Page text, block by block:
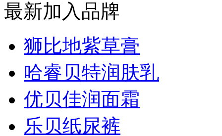
最新加入品牌
狮比地紫草膏
哈睿贝特润肤乳
优贝佳润面霜
乐贝纸尿裤